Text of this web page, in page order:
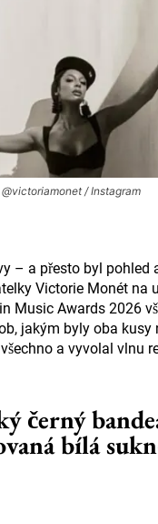
@victoriamonet / Instagram
– a přesto byl pohled
Victorie Monét na
Music Awards 2026
jakým byly oba kusy
a vyvolal vlnu
černý
bílá